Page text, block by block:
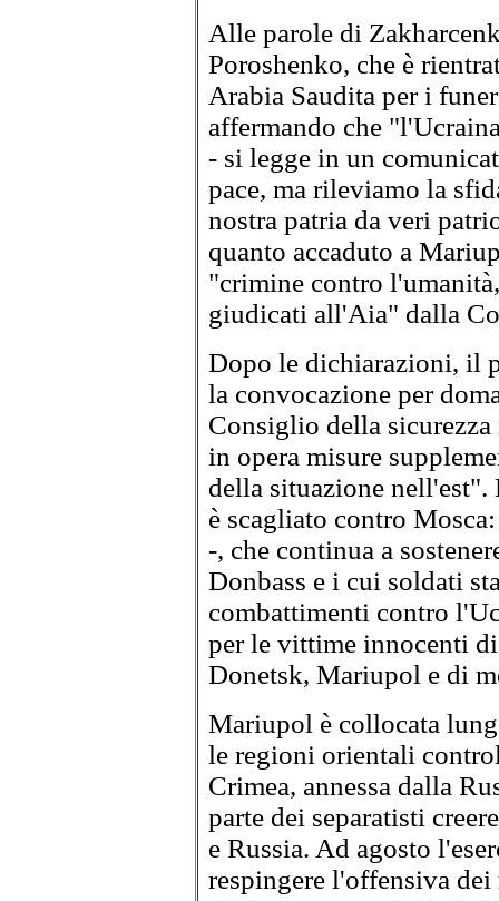
Alle parole di
Poroshenko, che è
Arabia Saudita per i
affermando che
- si legge in un
pace, ma rileviamo la
nostra patria da veri
quanto accaduto a
"crimine contro
giudicati all'Aia" dalla
Dopo le dichiarazioni, il
la convocazione per
Consiglio della
in opera misure
della situazione
è scagliato contro
-, che continua a
Donbass e i cui soldati
combattimenti contro
per le vittime innocenti
Donetsk, Mariupol e di
Mariupol è collocata
le regioni orientali
Crimea, annessa dalla
parte dei separatisti
e Russia. Ad agosto
respingere l'offensiva